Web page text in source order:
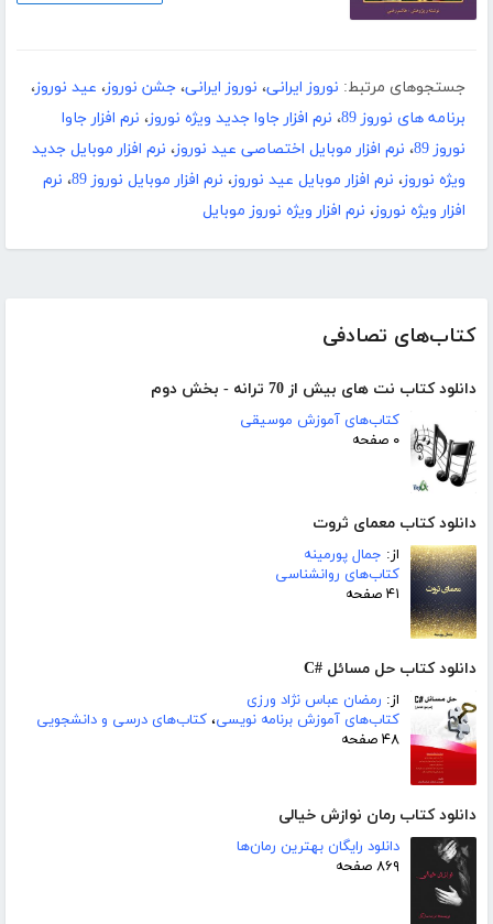
کتاب‌های تصادفی
دانلود کتاب نت های بیش از 70 ترانه - بخش دوم
کتاب‌های آموزش موسیقی
۰ صفحه
دانلود کتاب معمای ثروت
از: جمال پورمینه
کتاب‌های روانشناسی
۴۱ صفحه
دانلود کتاب حل مسائل #C
از: رمضان عباس نژاد ورزی
کتاب‌های آموزش برنامه نویسی، کتاب‌های درسی و دانشجویی
۴۸ صفحه
دانلود کتاب رمان نوازش خیالی
دانلود رایگان بهترین رمان‌ها
۸۶۹ صفحه
جستجوهای مرتبط: نوروز ایرانی، نوروز ایرانی، جشن نوروز، عید نوروز،
برنامه های نوروز 89
، نرم افزار جاوا جدید ویژه نوروز، نرم افزار جاوا
نوروز 89
، نرم افزار موبایل اختصاصی عید نوروز، نرم افزار موبایل جدید
ویژه نوروز، نرم افزار موبایل عید نوروز، نرم افزار موبایل نوروز 89 ، نرم
افزار ویژه نوروز، نرم افزار ویژه نوروز موبایل